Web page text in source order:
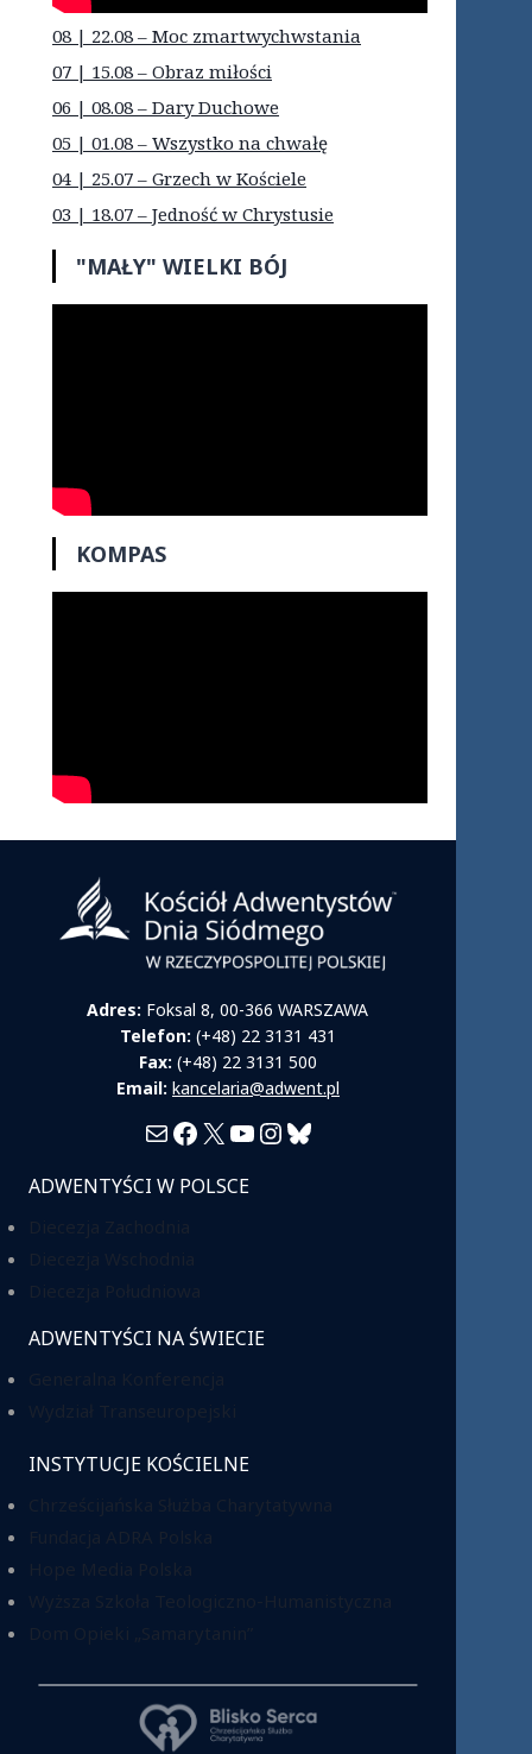
08 | 22.08 – Moc zmartwychwstania
07 | 15.08 – Obraz miłości
06 | 08.08 – Dary Duchowe
05 | 01.08 – Wszystko na chwałę
04 | 25.07 – Grzech w Kościele
03 | 18.07 – Jedność w Chrystusie
"MAŁY" WIELKI BÓJ
KOMPAS
Adres: Foksal 8, 00-366 WARSZAWA
Telefon: (+48) 22 3131 431
Fax: (+48) 22 3131 500
Email: kancelaria@adwent.pl
MailFacebook
X YouTube
Instagram
Bluesky
ADWENTYŚCI W POLSCE
ADWENTYŚCI NA ŚWIECIE
INSTYTUCJE KOŚCIELNE